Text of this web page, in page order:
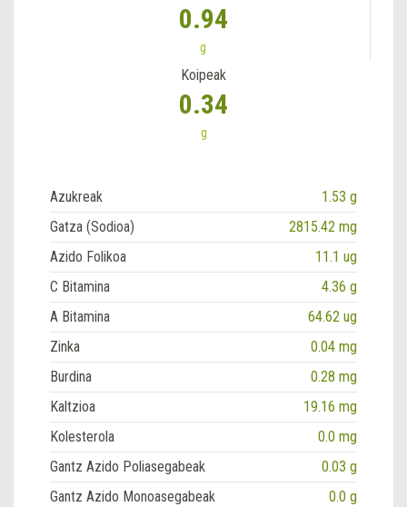
0.94
g
Koipeak
0.34
g
Azukreak
1.53 g
Gatza (Sodioa)
2815.42 mg
Azido Folikoa
11.1 ug
C Bitamina
4.36 g
A Bitamina
64.62 ug
Zinka
0.04 mg
Burdina
0.28 mg
Kaltzioa
19.16 mg
Kolesterola
0.0 mg
Gantz Azido Poliasegabeak
0.03 g
Gantz Azido Monoasegabeak
0.0 g